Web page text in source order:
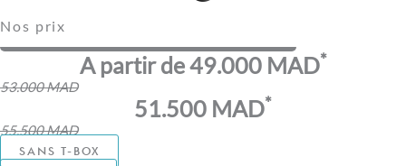
Nos prix
A partir de 49.000 MAD*
53.000 MAD
51.500 MAD*
55.500 MAD
SANS T-BOX